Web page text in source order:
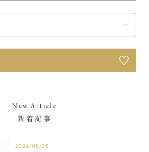
New Article
新着記事
2026/08/05